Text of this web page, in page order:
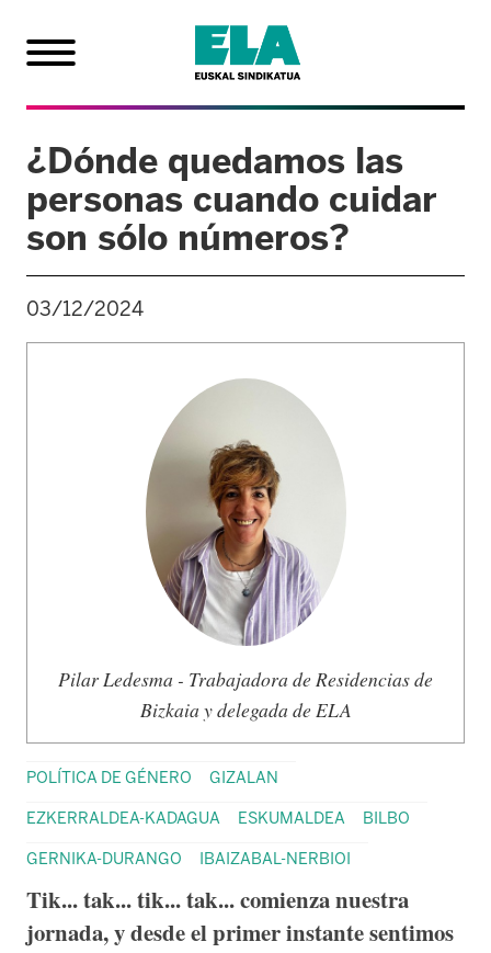
¿Dónde quedamos las
personas cuando cuidar
son sólo números?
03/12/2024
Pilar Ledesma - Trabajadora de Residencias de
Bizkaia y delegada de ELA
POLÍTICA DE GÉNERO GIZALAN
EZKERRALDEA-KADAGUA ESKUMALDEA BILBO
GERNIKA-DURANGO IBAIZABAL-NERBIOI
Tik... tak... tik... tak... comienza nuestra
jornada, y desde el primer instante sentimos